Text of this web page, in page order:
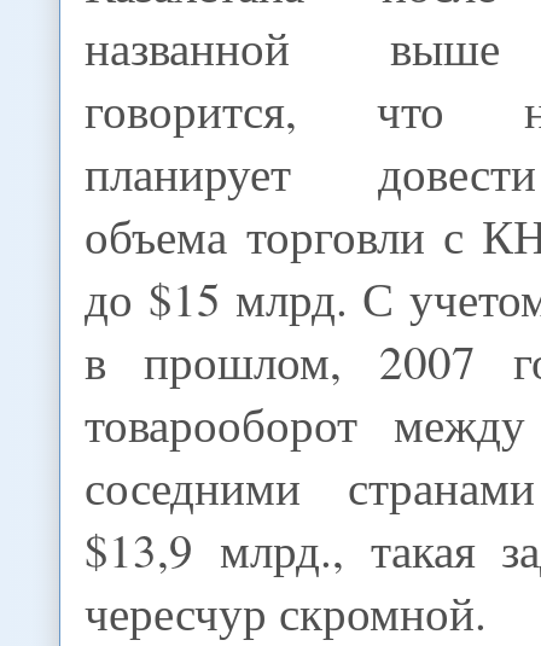
названной выше
говорится, что
планирует
объема торговли с
до $15 млрд. С
в прошлом, 2007
товарооборот
соседними
$13,9 млрд., такая
чересчур скромной.